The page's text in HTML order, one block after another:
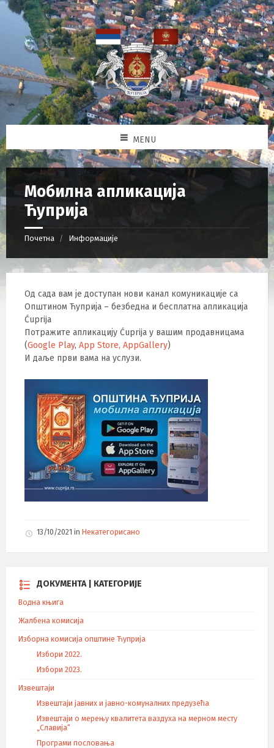
MENU
Мобилна апликација
Ћуприја
Почетна Информације
Од сада вам је доступан нови канал комуникације са
Општином Ћуприја – безбедна и бесплатна апликација
Ćuprija
Потражите апликацију Ćuprija у вашим продавницама
(Google Play, App Store, AppGallery)
И даље први вама на услузи.
13/10/2021 in Некатегорисано
ДОКУМЕНТА | КАТЕГОРИЈЕ
Водна књига
Жалбена комисија
Изборна комисија општине Ћуприја
Избори 2022.
Избори 2023.
Извештаји
Извештаји јавних и јавно-комуналних предузећа
Извештаји о мерењу квалитета ваздуха на мерном месту
„Славија“
Програми пословања